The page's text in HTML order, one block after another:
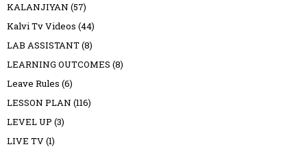
KALANJIYAN (57)
Kalvi Tv Videos (44)
LAB ASSISTANT(8)
LEARNING OUTCOMES (8)
Leave Rules (6)
LESSON PLAN (116)
LEVEL UP (3)
LIVE TV(1)